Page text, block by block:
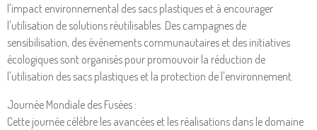
l'impact environnemental des sacs plastiques et à encourager
l'utilisation de solutions réutilisables. Des campagnes de
sensibilisation, des événements communautaires et des initiatives
écologiques sont organisés pour promouvoir la réduction de
l'utilisation des sacs plastiques et la protection de l'environnement.
Journée Mondiale des Fusées :
Cette journée célèbre les avancées et les réalisations dans le domaine